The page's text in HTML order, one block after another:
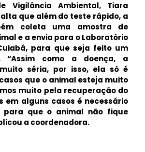
Vigilância Ambiental, Tiara
que além do teste rápido, a
coleta uma amostra de
e a envia para o Laboratório
para que seja feito um
“Assim como a doença, a
séria, por isso, ela só é
que o animal esteja muito
muito pela recuperação do
em alguns casos é necessário
para que o animal não fique
a coordenadora.